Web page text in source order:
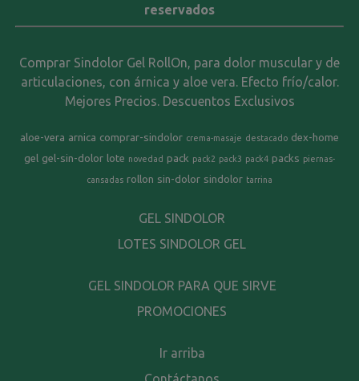
reservados
Comprar Sindolor Gel RollOn, para dolor muscular y de
articulaciones, con árnica y aloe vera. Efecto frío/calor.
Mejores Precios. Descuentos Exclusivos
aloe-vera arnica comprar-sindolor crema-masaje destacado dex-home
gel gel-sin-dolor lote novedad pack pack2 pack3 pack4 packs piernas-
cansadas rollon sin-dolor sindolor tarrina
GEL SINDOLOR
LOTES SINDOLOR GEL
GEL SINDOLOR PARA QUE SIRVE
PROMOCIONES
Ir arriba